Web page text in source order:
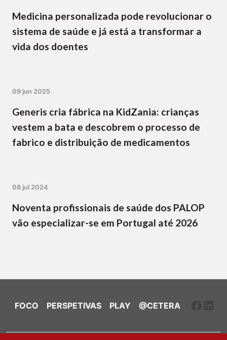
Medicina personalizada pode revolucionar o
sistema de saúde e já está a transformar a
vida dos doentes
09 jun 2025
Generis cria fábrica na KidZania: crianças
vestem a bata e descobrem o processo de
fabrico e distribuição de medicamentos
08 jul 2024
Noventa profissionais de saúde dos PALOP
vão especializar-se em Portugal até 2026
FOCO PERSPETIVAS PLAY @CETERA